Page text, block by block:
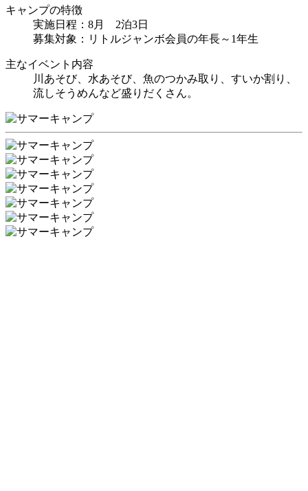
キャンプの特徴
実施日程：8月 2泊3日
募集対象：リトルジャンボ会員の年長～1年生
主なイベント内容
川あそび、水あそび、魚のつかみ取り、すいか割り、
流しそうめんなど盛りだくさん。